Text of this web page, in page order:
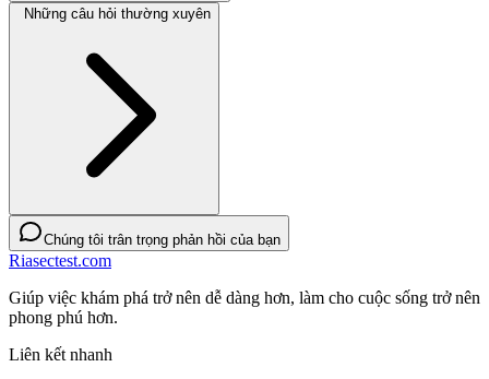
Những câu hỏi thường xuyên
Chúng tôi trân trọng phản hồi của bạn
Riasectest.com
Giúp việc khám phá trở nên dễ dàng hơn, làm cho cuộc sống trở nên
phong phú hơn.
Liên kết nhanh